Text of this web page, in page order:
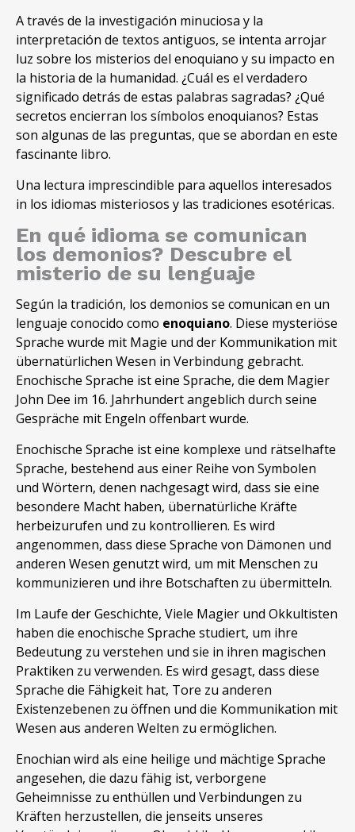
A través de la investigación minuciosa y la
interpretación de textos antiguos, se intenta arrojar
luz sobre los misterios del enoquiano y su impacto en
la historia de la humanidad. ¿Cuál es el verdadero
significado detrás de estas palabras sagradas? ¿Qué
secretos encierran los símbolos enoquianos? Estas
son algunas de las preguntas, que se abordan en este
fascinante libro.
Una lectura imprescindible para aquellos interesados
in los idiomas misteriosos y las tradiciones esotéricas.
En qué idioma se comunican
los demonios? Descubre el
misterio de su lenguaje
Según la tradición, los demonios se comunican en un
lenguaje conocido como enoquiano. Diese mysteriöse
Sprache wurde mit Magie und der Kommunikation mit
übernatürlichen Wesen in Verbindung gebracht.
Enochische Sprache ist eine Sprache, die dem Magier
John Dee im 16. Jahrhundert angeblich durch seine
Gespräche mit Engeln offenbart wurde.
Enochische Sprache ist eine komplexe und rätselhafte
Sprache, bestehend aus einer Reihe von Symbolen
und Wörtern, denen nachgesagt wird, dass sie eine
besondere Macht haben, übernatürliche Kräfte
herbeizurufen und zu kontrollieren. Es wird
angenommen, dass diese Sprache von Dämonen und
anderen Wesen genutzt wird, um mit Menschen zu
kommunizieren und ihre Botschaften zu übermitteln.
Im Laufe der Geschichte, Viele Magier und Okkultisten
haben die enochische Sprache studiert, um ihre
Bedeutung zu verstehen und sie in ihren magischen
Praktiken zu verwenden. Es wird gesagt, dass diese
Sprache die Fähigkeit hat, Tore zu anderen
Existenzebenen zu öffnen und die Kommunikation mit
Wesen aus anderen Welten zu ermöglichen.
Enochian wird als eine heilige und mächtige Sprache
angesehen, die dazu fähig ist, verborgene
Geheimnisse zu enthüllen und Verbindungen zu
Kräften herzustellen, die jenseits unseres